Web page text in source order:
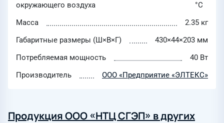
окружающего воздуха
°C
Масса
2.35 кг
Габаритные размеры (Ш×В×Г)
430×44×203 мм
Потребляемая мощность
40 Вт
Производитель
ООО «Предприятие «ЭЛТЕКС»
Продукция ООО «НТЦ СГЭП» в других